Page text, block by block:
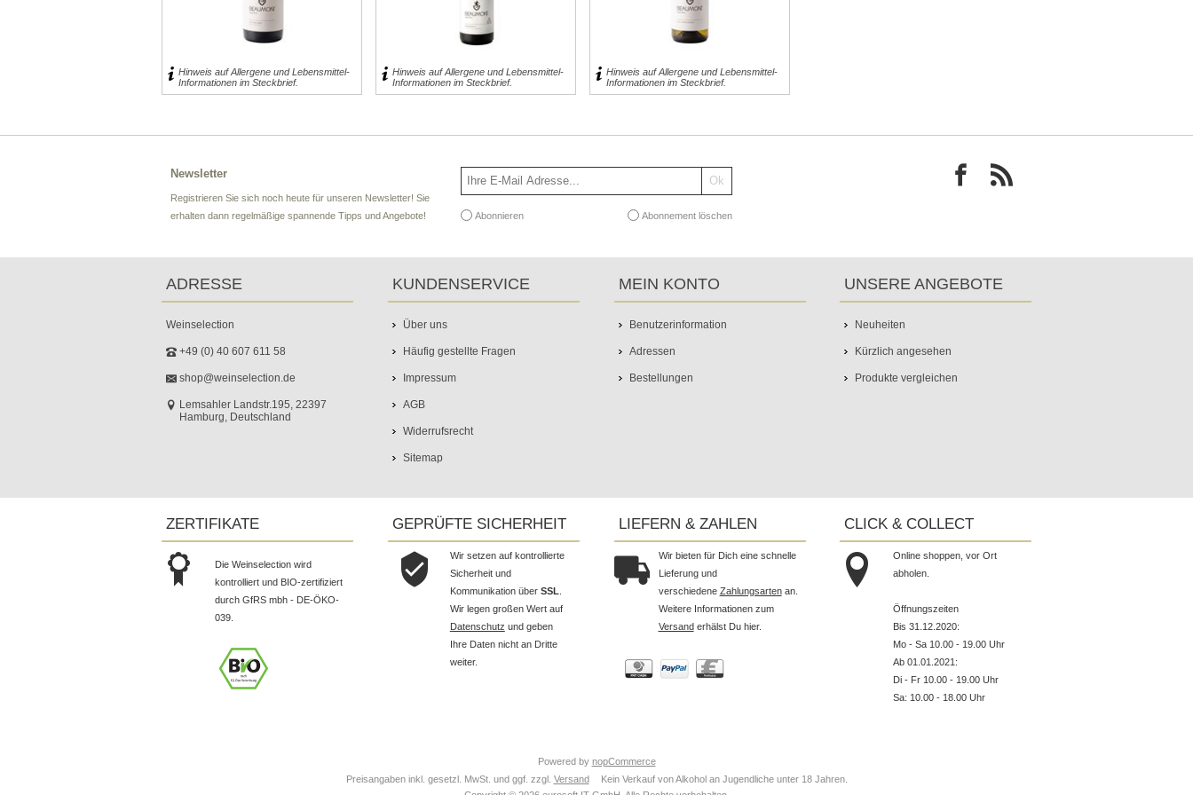
Hinweis auf Allergene und Lebensmittel-
Informationen im Steckbrief.
Hinweis auf Allergene und Lebensmittel-
Informationen im Steckbrief.
17,95 € inkl. MwSt.
für 0,75l entspricht 23,93 € pro 1 l
Hinweis auf Allergene und Lebensmittel-
Informationen im Steckbrief.
15,95 € inkl. MwSt.
für 0,75l entspricht 21,27 € pro 1 l
Newsletter
Registrieren Sie sich noch heute für unseren Newsletter! Sie
erhalten dann regelmäßige spannende Tipps und Angebote!
Abonnieren Abonnement löschen
ADRESSE
Weinselection
+49 (0) 40 607 611 58
shop@weinselection.de
Lemsahler Landstr.195, 22397
Hamburg, Deutschland
KUNDENSERVICE
Über uns
Häufig gestellte Fragen
Impressum
AGB
Widerrufsrecht
Sitemap
MEIN KONTO
Benutzerinformation
Adressen
Bestellungen
UNSERE ANGEBOTE
Neuheiten
Kürzlich angesehen
Produkte vergleichen
ZERTIFIKATE
Die Weinselection wird
kontrolliert und BIO-zertifiziert
durch GfRS mbh - DE-ÖKO-
039.
GEPRÜFTE SICHERHEIT
Wir setzen auf kontrollierte
Sicherheit und
Kommunikation über SSL
Wir legen großen Wert auf
Datenschutz und geben
Ihre Daten nicht an Dritte
weiter.
LIEFERN & ZAHLEN
Wir bieten für Dich eine schnelle
Lieferung und
verschiedene Zahlungsartenan.
Weitere Informationen zum
Versand erhälst Du hier.
CLICK & COLLECT
Online shoppen, vor Ort
abholen.
Öffnungszeiten
Bis 31.12.2020:
Mo - Sa 10.00 - 19.00 Uhr
Ab 01.01.2021:
Di - Fr 10.00 - 19.00 Uhr
Sa: 10.00 - 18.00 Uhr
Powered by nopCommerce
Preisangaben inkl. gesetzl. MwSt. und ggf. zzgl. Versand
Kein Verkauf von Alkohol an Jugendliche unter 18 Jahren.